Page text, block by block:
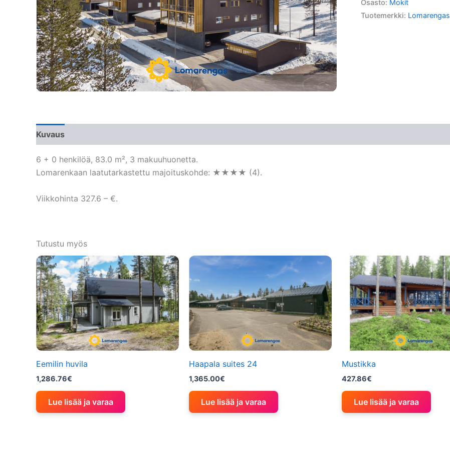
Osasto: Mokit
Tuotemerkki: Lomarengas
Kuvaus
6 + 0 henkilöä, 83.0 m², 3 makuuhuonetta.
Lomarenkaan laatutarkastettu majoituskohde: ★★★★ (4).
Viikkohinta 327.6 – €.
Tutustu myös
Eemilin huvila
1,286.76€
Lue lisää ja varaa
Haapala suites 24
1,365.00€
Lue lisää ja varaa
Mustikka
427.86€
Lue lisää ja varaa